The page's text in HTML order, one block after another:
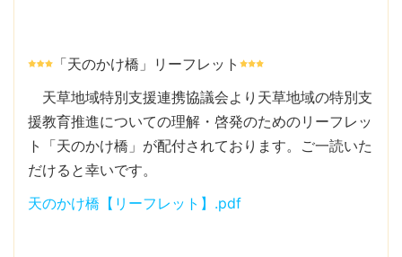
「天のかけ橋」リーフレット
天草地域特別支援連携協議会より天草地域の特別支
援教育推進についての理解・啓発のためのリーフレッ
ト「天のかけ橋」が配付されております。ご一読いた
だけると幸いです。
天のかけ橋【リーフレット】.pdf